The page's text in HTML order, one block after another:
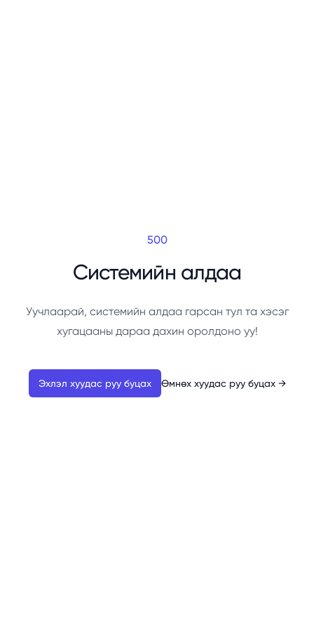
500
Системийн алдаа
Уучлаарай, системийн алдаа гарсан тул та хэсэг
хугацааны дараа дахин оролдоно уу!
Эхлэл хуудас руу буцах Өмнөх хуудас руу буцах →